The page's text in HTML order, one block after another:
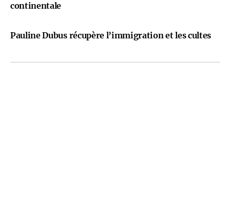
continentale
Pauline Dubus récupère l’immigration et les cultes